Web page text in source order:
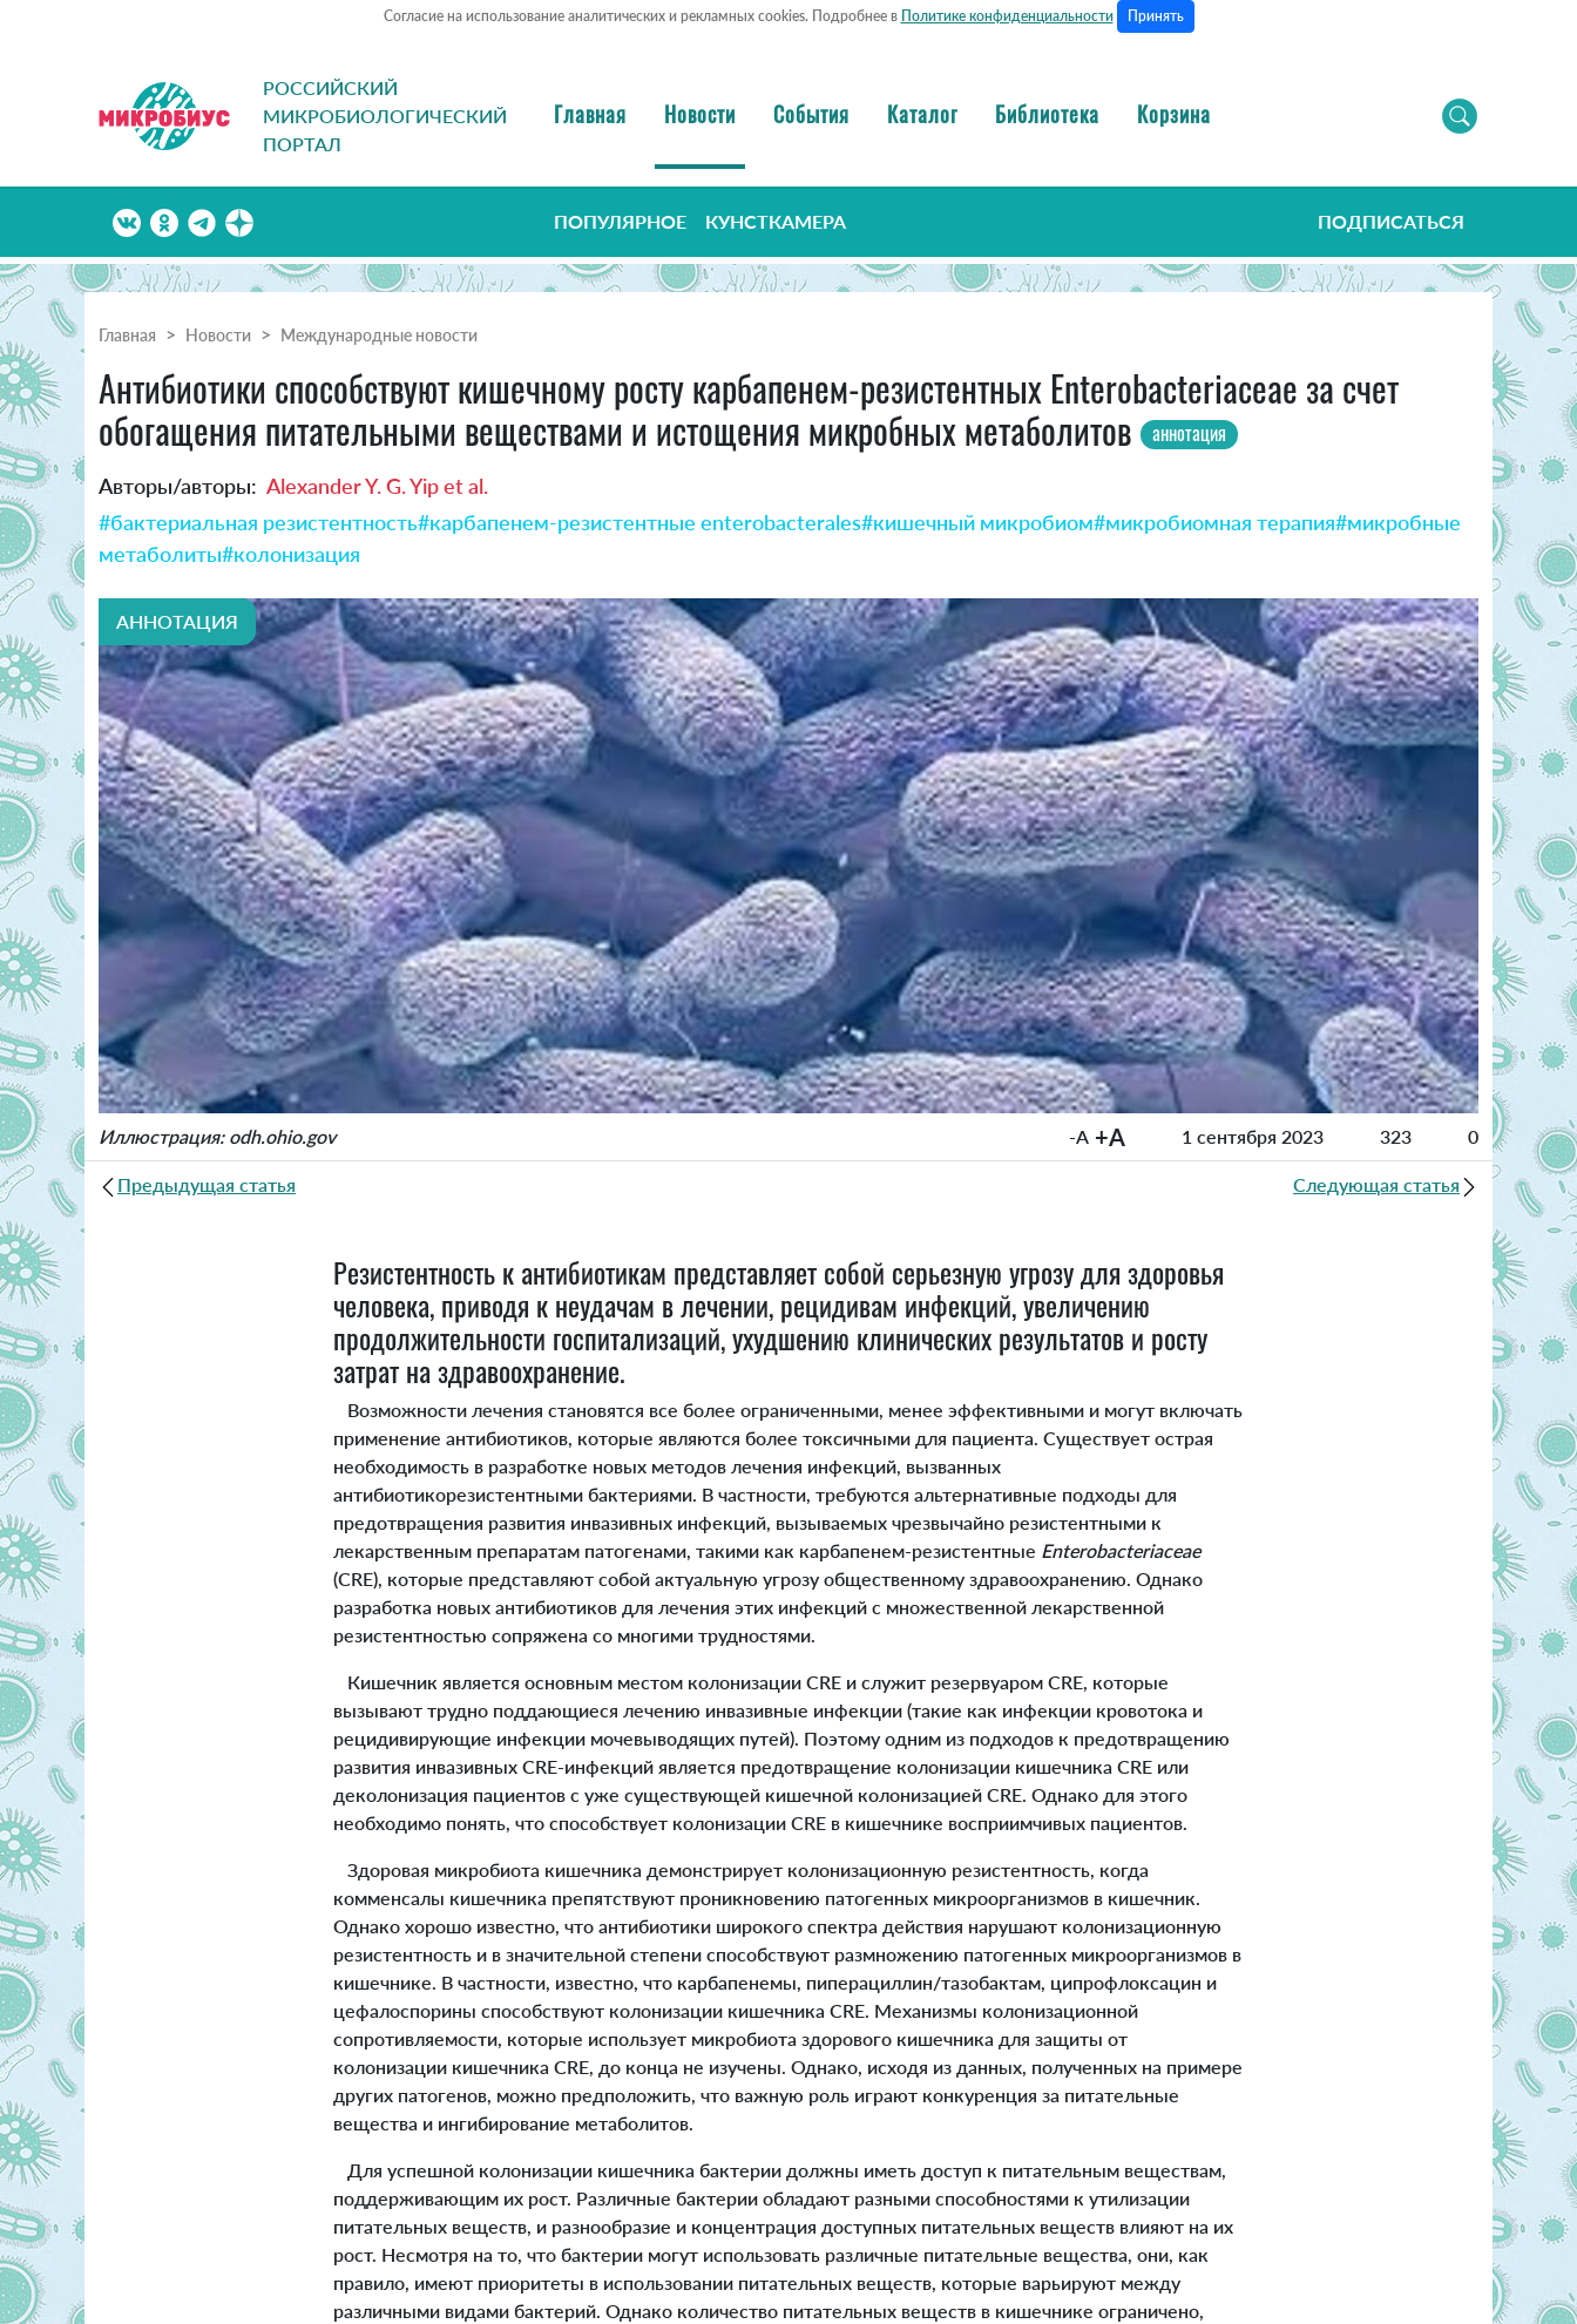
Согласие на использование аналитических и рекламных cookies. Подробнее в Политике конфиденциальности Принять
РОССИЙСКИЙ
МИКРОБИОЛОГИЧЕСКИЙ
ПОРТАЛ
Главная Новости События Каталог Библиотека Корзина
ПОПУЛЯРНОЕ КУНСТКАМЕРА ПОДПИСАТЬСЯ
Главная Новости Международные новости
Антибиотики способствуют кишечному росту карбапенем-резистентных Enterobacteriaceae за счет
обогащения питательными веществами и истощения микробных метаболитов
аннотация
Авторы/авторы: Alexander Y. G. Yip et al.
#бактериальная резистентность#карбапенем-резистентные enterobacterales#кишечный микробиом#микробиомная терапия#микробные
метаболиты#колонизация
АННОТАЦИЯ
Иллюстрация: odh.ohio.gov -A +A 1 сентября 2023 323 0
Предыдущая статья Следующая статья
Резистентность к антибиотикам представляет собой серьезную угрозу для здоровья
человека, приводя к неудачам в лечении, рецидивам инфекций, увеличению
продолжительности госпитализаций, ухудшению клинических результатов и росту
затрат на здравоохранение.
Возможности лечения становятся все более ограниченными, менее эффективными и могут включать
применение антибиотиков, которые являются более токсичными для пациента. Существует острая
необходимость в разработке новых методов лечения инфекций, вызванных
антибиотикорезистентными бактериями. В частности, требуются альтернативные подходы для
предотвращения развития инвазивных инфекций, вызываемых чрезвычайно резистентными к
лекарственным препаратам патогенами, такими как карбапенем-резистентные Enterobacteriaceae
(CRE), которые представляют собой актуальную угрозу общественному здравоохранению. Однако
разработка новых антибиотиков для лечения этих инфекций с множественной лекарственной
резистентностью сопряжена со многими трудностями.
Кишечник является основным местом колонизации CRE и служит резервуаром CRE, которые
вызывают трудно поддающиеся лечению инвазивные инфекции (такие как инфекции кровотока и
рецидивирующие инфекции мочевыводящих путей). Поэтому одним из подходов к предотвращению
развития инвазивных CRE-инфекций является предотвращение колонизации кишечника CRE или
деколонизация пациентов с уже существующей кишечной колонизацией CRE. Однако для этого
необходимо понять, что способствует колонизации CRE в кишечнике восприимчивых пациентов.
Здоровая микробиота кишечника демонстрирует колонизационную резистентность, когда
комменсалы кишечника препятствуют проникновению патогенных микроорганизмов в кишечник.
Однако хорошо известно, что антибиотики широкого спектра действия нарушают колонизационную
резистентность и в значительной степени способствуют размножению патогенных микроорганизмов в
кишечнике. В частности, известно, что карбапенемы, пиперациллин/тазобактам, ципрофлоксацин и
цефалоспорины способствуют колонизации кишечника CRE. Механизмы колонизационной
сопротивляемости, которые использует микробиота здорового кишечника для защиты от
колонизации кишечника CRE, до конца не изучены. Однако, исходя из данных, полученных на примере
других патогенов, можно предположить, что важную роль играют конкуренция за питательные
вещества и ингибирование метаболитов.
Для успешной колонизации кишечника бактерии должны иметь доступ к питательным веществам,
поддерживающим их рост. Различные бактерии обладают разными способностями к утилизации
питательных веществ, и разнообразие и концентрация доступных питательных веществ влияют на их
рост. Несмотря на то, что бактерии могут использовать различные питательные вещества, они, как
правило, имеют приоритеты в использовании питательных веществ, которые варьируют между
различными видами бактерий. Однако количество питательных веществ в кишечнике ограничено,